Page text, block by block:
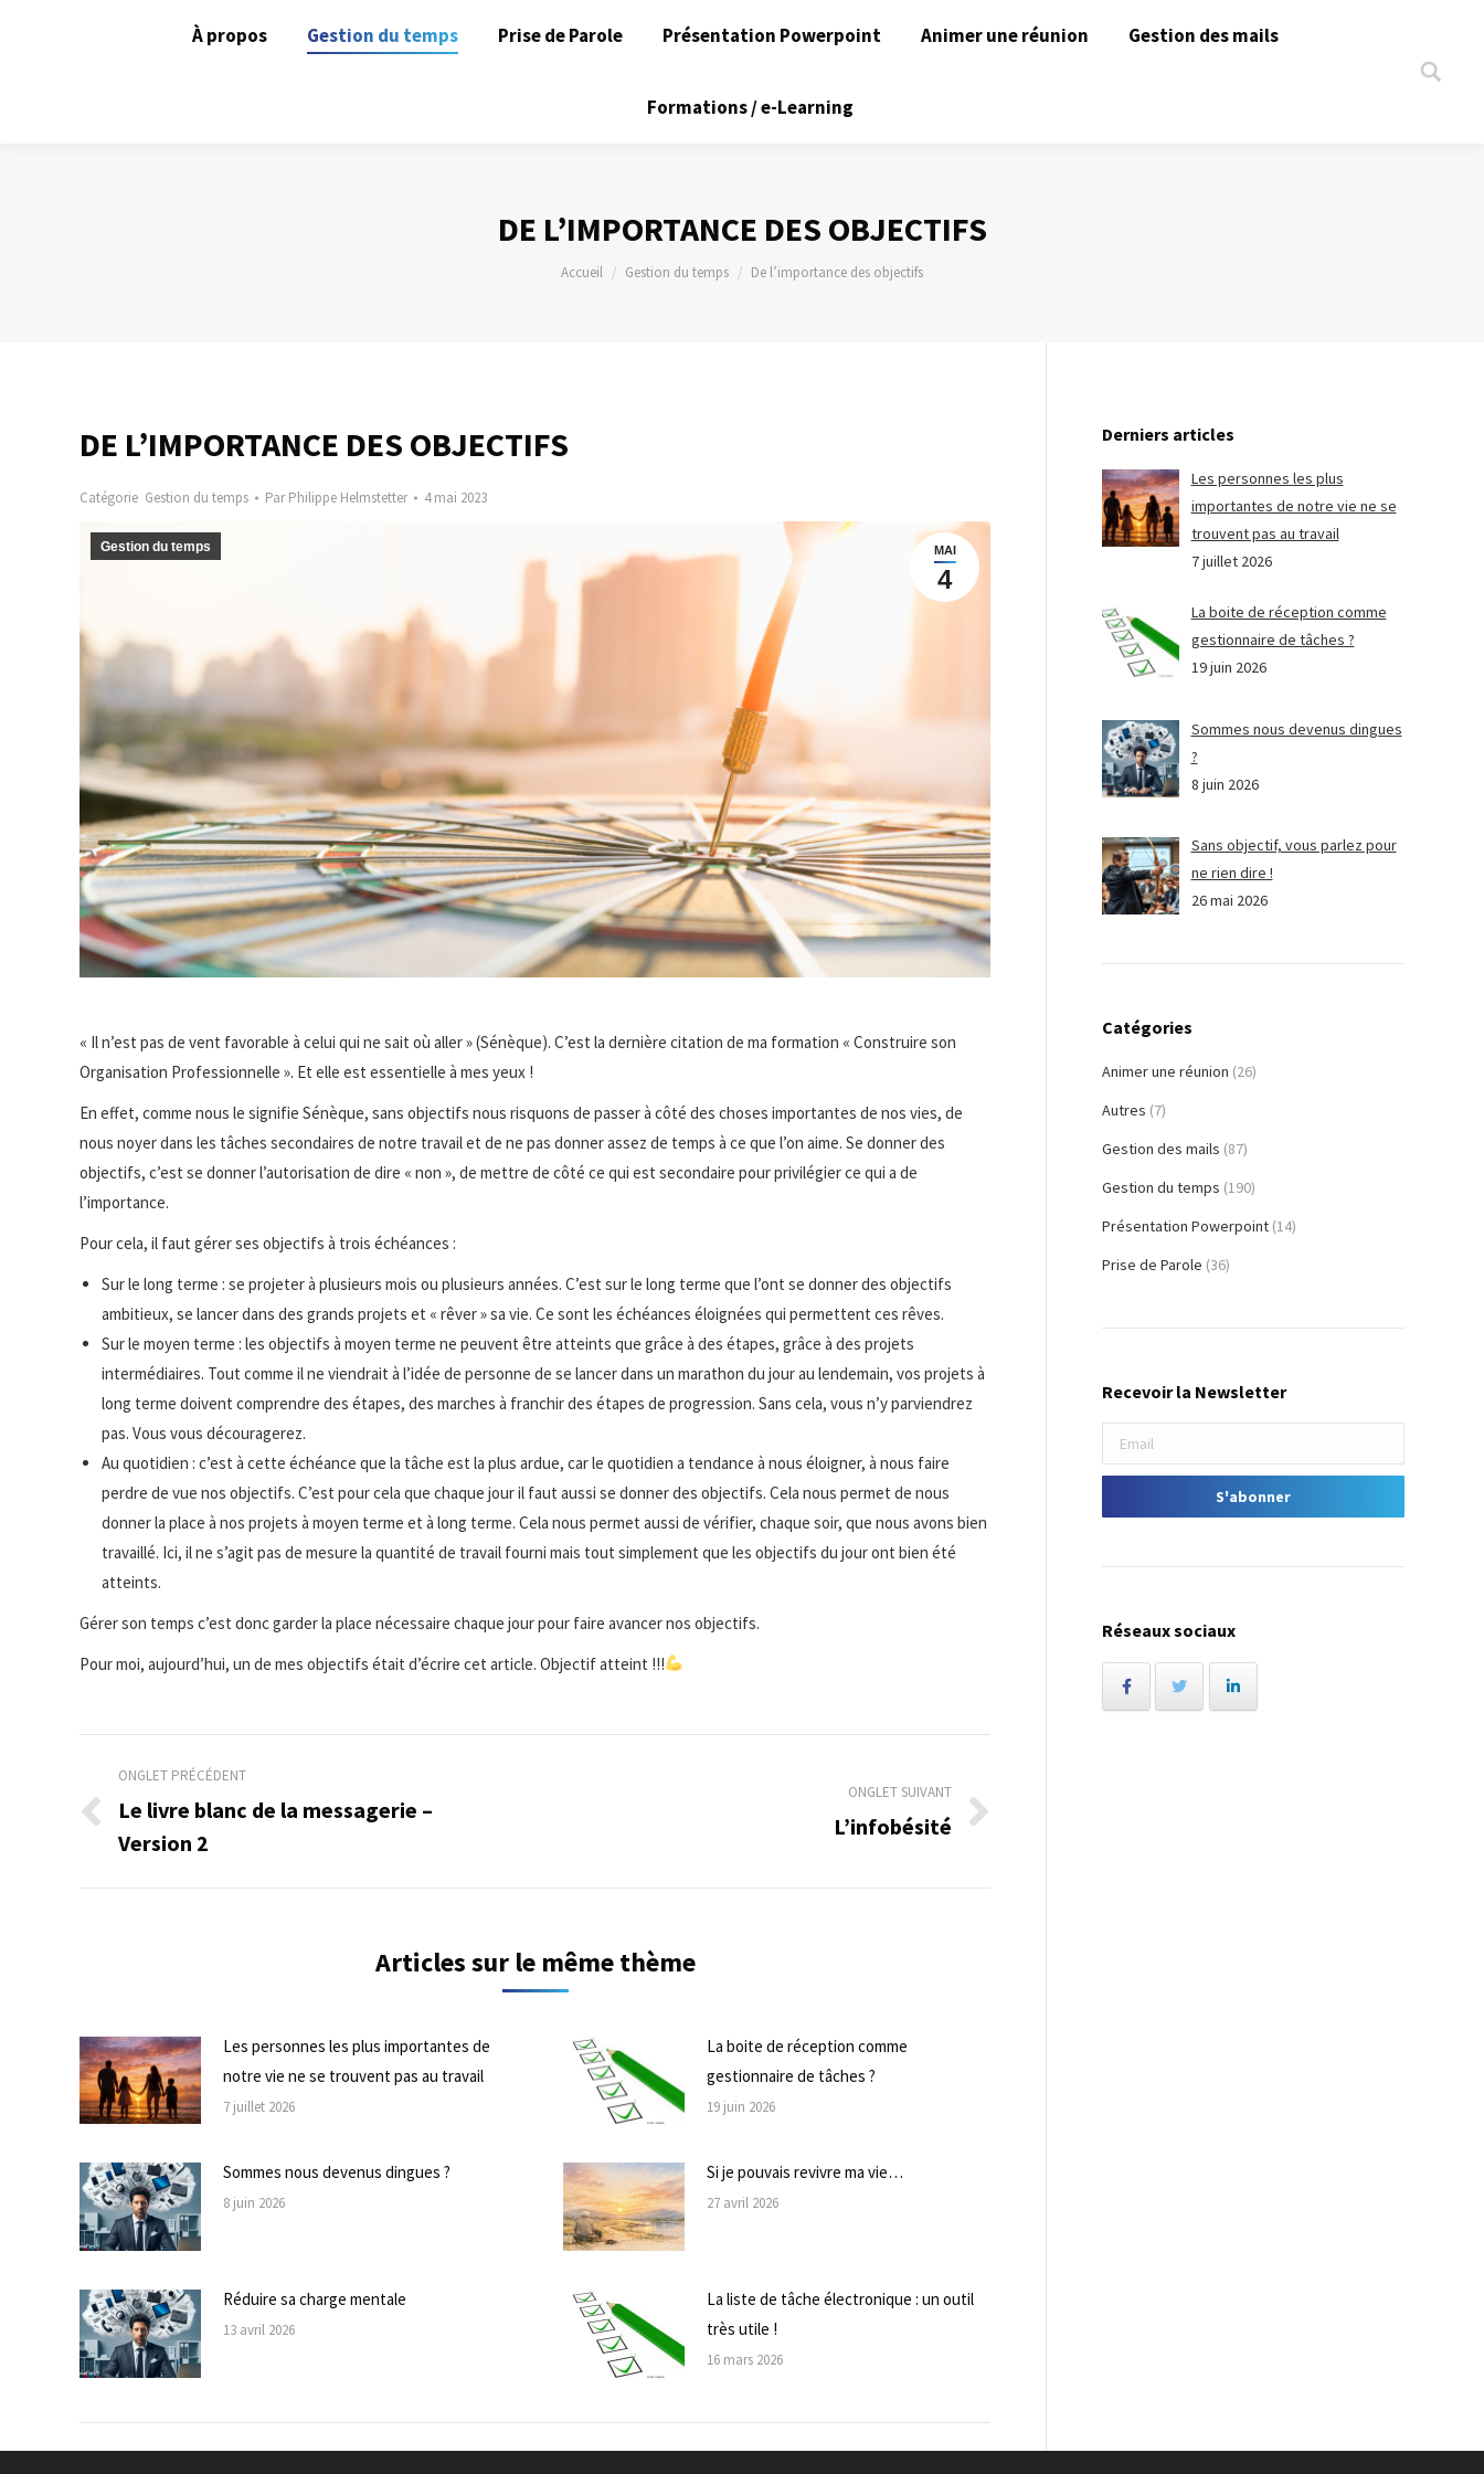
À propos Gestion du temps Prise de Parole Présentation Powerpoint Animer une réunion Gestion des mails
Formations / e-Learning
Search:
DE L’IMPORTANCE DES OBJECTIFS
Vous êtes ici :
Accueil Gestion du temps De l’importance des objectifs
DE L’IMPORTANCE DES OBJECTIFS
Catégorie Gestion du temps ParPhilippe Helmstetter 4 mai 2023
MAI
4
Gestion du temps
« Il n’est pas de vent favorable à celui qui ne sait où aller » (Sénèque). C’est la dernière citation de ma formation « Construire son
Organisation Professionnelle ». Et elle est essentielle à mes yeux !
En effet, comme nous le signifie Sénèque, sans objectifs nous risquons de passer à côté des choses importantes de nos vies, de
nous noyer dans les tâches secondaires de notre travail et de ne pas donner assez de temps à ce que l’on aime. Se donner des
objectifs, c’est se donner l’autorisation de dire « non », de mettre de côté ce qui est secondaire pour privilégier ce qui a de
l’importance.
Pour cela, il faut gérer ses objectifs à trois échéances :
Sur le long terme : se projeter à plusieurs mois ou plusieurs années. C’est sur le long terme que l’ont se donner des objectifs
ambitieux, se lancer dans des grands projets et « rêver » sa vie. Ce sont les échéances éloignées qui permettent ces rêves.
Sur le moyen terme : les objectifs à moyen terme ne peuvent être atteints que grâce à des étapes, grâce à des projets
intermédiaires. Tout comme il ne viendrait à l’idée de personne de se lancer dans un marathon du jour au lendemain, vos projets à
long terme doivent comprendre des étapes, des marches à franchir des étapes de progression. Sans cela, vous n’y parviendrez
pas. Vous vous découragerez.
Au quotidien : c’est à cette échéance que la tâche est la plus ardue, car le quotidien a tendance à nous éloigner, à nous faire
perdre de vue nos objectifs. C’est pour cela que chaque jour il faut aussi se donner des objectifs. Cela nous permet de nous
donner la place à nos projets à moyen terme et à long terme. Cela nous permet aussi de vérifier, chaque soir, que nous avons bien
travaillé. Ici, il ne s’agit pas de mesure la quantité de travail fourni mais tout simplement que les objectifs du jour ont bien été
atteints.
Gérer son temps c’est donc garder la place nécessaire chaque jour pour faire avancer nos objectifs.
Pour moi, aujourd’hui, un de mes objectifs était d’écrire cet article. Objectif atteint !!!
Navigation
de
commentaire
ONGLET PRÉCÉDENT
Onglet
précédent
Le livre blanc de la messagerie –
Version 2
ONGLET SUIVANT
L’infobésité
Articles sur le même thème
Les personnes les plus importantes de
notre vie ne se trouvent pas au travail
7 juillet 2026
La boite de réception comme
gestionnaire de tâches ?
19 juin 2026
Sommes nous devenus dingues ?
8 juin 2026
Si je pouvais revivre ma vie…
27 avril 2026
Réduire sa charge mentale
13 avril 2026
La liste de tâche électronique : un outil
très utile !
16 mars 2026
Derniers articles
Les personnes les plus
importantes de notre vie ne se
trouvent pas au travail
7 juillet 2026
La boite de réception comme
gestionnaire de tâches ?
19 juin 2026
Sommes nous devenus dingues
?
8 juin 2026
Sans objectif, vous parlez pour
ne rien dire !
26 mai 2026
Catégories
Animer une réunion (26)
Autres (7)
Gestion des mails (87)
Gestion du temps (190)
Présentation Powerpoint (14)
Prise de Parole (36)
Recevoir la Newsletter
Réseaux sociaux